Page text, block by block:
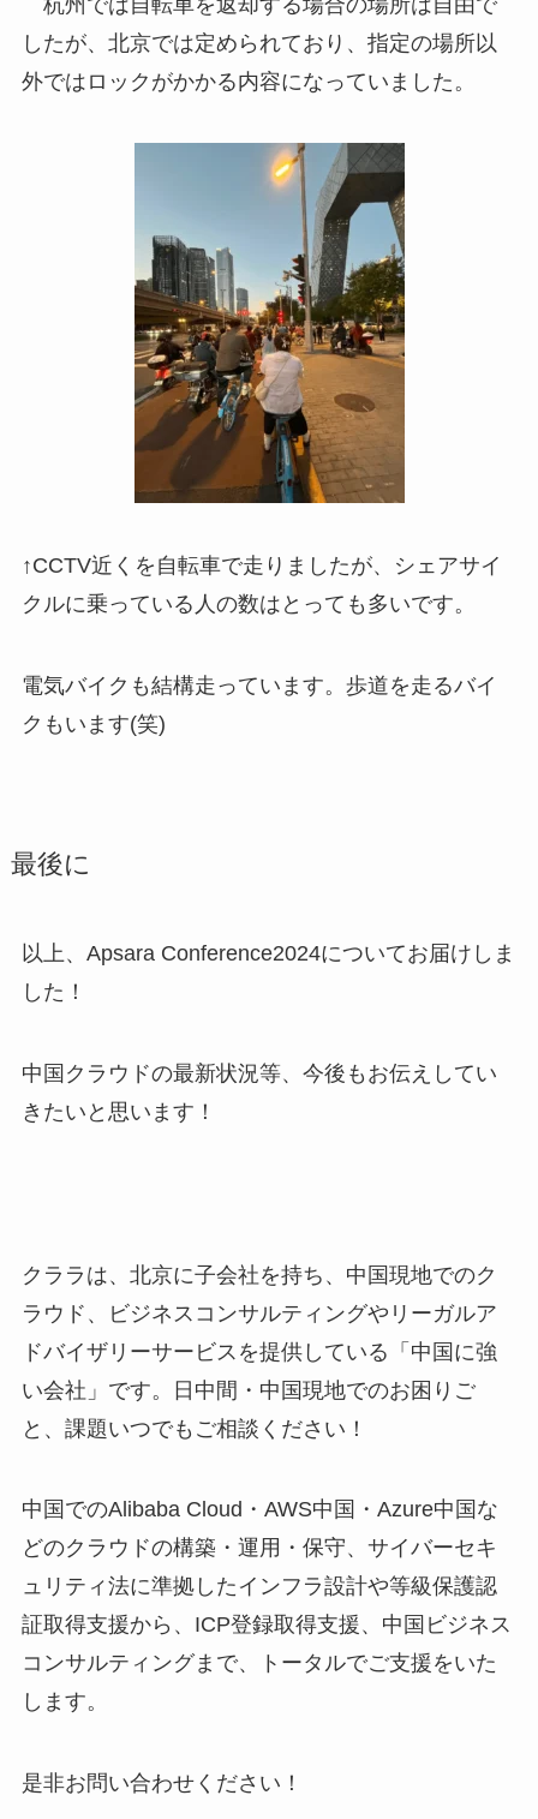
したが、北京では定められており、指定の場所以
外ではロックがかかる内容になっていました。
↑CCTV近くを自転車で走りましたが、シェアサイ
クルに乗っている人の数はとっても多いです。
電気バイクも結構走っています。歩道を走るバイ
クもいます(笑)
最後に
以上、Apsara Conference2024についてお届けしま
した！
中国クラウドの最新状況等、今後もお伝えしてい
きたいと思います！
クララは、北京に子会社を持ち、中国現地でのク
ラウド、ビジネスコンサルティングやリーガルア
ドバイザリーサービスを提供している「中国に強
い会社」です。日中間・中国現地でのお困りご
と、課題いつでもご相談ください！
中国でのAlibaba Cloud・AWS中国・Azure中国な
どのクラウドの構築・運用・保守、サイバーセキ
ュリティ法に準拠したインフラ設計や等級保護認
証取得支援から、ICP登録取得支援、中国ビジネス
コンサルティングまで、トータルでご支援をいた
します。
是非お問い合わせください！